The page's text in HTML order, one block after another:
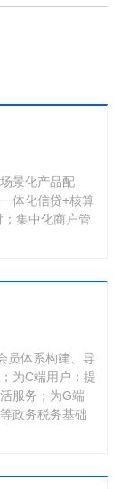
景化产品配
体化信贷+核算
集中化商户管
员体系构建、导
为C端用户：提
服务；为G端
政务税务基础